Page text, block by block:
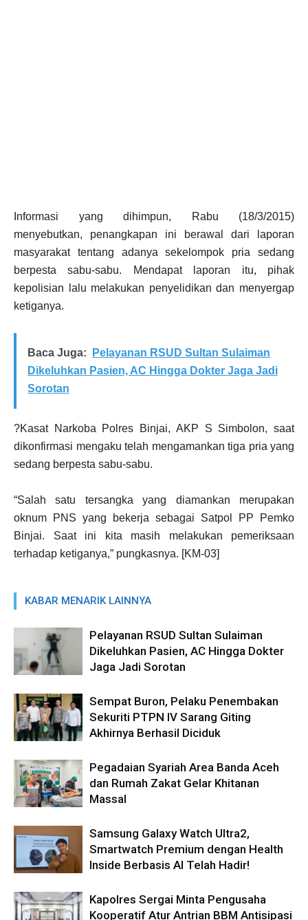
Informasi yang dihimpun, Rabu (18/3/2015)
menyebutkan, penangkapan ini berawal dari laporan
masyarakat tentang adanya sekelompok pria sedang
berpesta sabu-sabu. Mendapat laporan itu, pihak
kepolisian lalu melakukan penyelidikan dan menyergap
ketiganya.
Baca Juga:
Pelayanan RSUD Sultan Sulaiman
Dikeluhkan Pasien, AC Hingga Dokter Jaga Jadi
Sorotan
?Kasat Narkoba Polres Binjai, AKP S Simbolon, saat
dikonfirmasi mengaku telah mengamankan tiga pria yang
sedang berpesta sabu-sabu.
“Salah satu tersangka yang diamankan merupakan
oknum PNS yang bekerja sebagai Satpol PP Pemko
Binjai. Saat ini kita masih melakukan pemeriksaan
terhadap ketiganya,” pungkasnya. [KM-03]
KABAR MENARIK LAINNYA
Pelayanan RSUD Sultan Sulaiman
Dikeluhkan Pasien, AC Hingga Dokter
Jaga Jadi Sorotan
Sempat Buron, Pelaku Penembakan
Sekuriti PTPN IV Sarang Giting
Akhirnya Berhasil Diciduk
Pegadaian Syariah Area Banda Aceh
dan Rumah Zakat Gelar Khitanan
Massal
Samsung Galaxy Watch Ultra2,
Smartwatch Premium dengan Health
Inside Berbasis AI Telah Hadir!
Kapolres Sergai Minta Pengusaha
Kooperatif Atur Antrian BBM Antisipasi